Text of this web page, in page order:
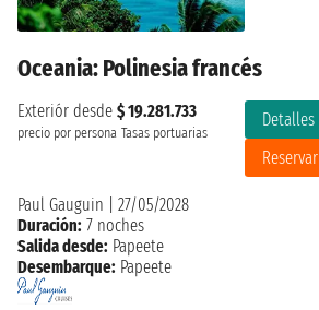
Oceania: Polinesia francés
Exteriór desde $ 19.281.733
precio por persona Tasas portuarias
Detalles
Reservar
Paul Gauguin
27/05/2028
Duración: 7 noches
Salida desde: Papeete
Desembarque: Papeete